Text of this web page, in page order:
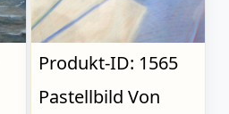
Produkt-ID: 1565
Pastellbild Von